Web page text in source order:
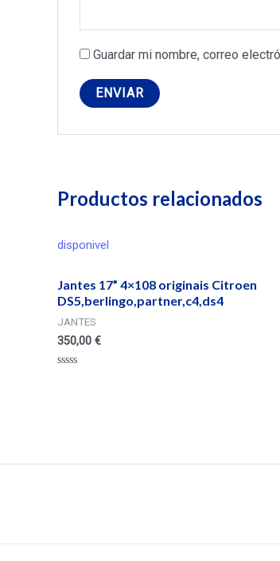
Guardar mi nombre, correo
Productos relacionados
disponivel
Jantes 17” 4×108 originais Citroen
DS5,berlingo,partner,c4,ds4
JANTES
350,00 €